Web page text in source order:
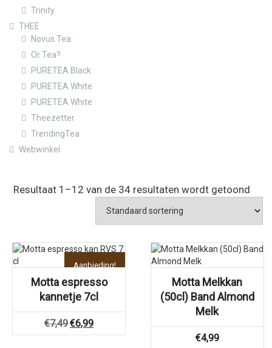
Trinity
THEE
Novus Tea
Or Tea?
PURETEA Black
PURETEA White
PURETEA White
Theezetter
TrendingTea
Webwinkel
Resultaat 1–12 van de 34 resultaten wordt getoond
Aanbieding!
Motta espresso
kannetje 7cl
€7,49 Oorspronkelijke
prijs
€6,99Huidige
prijs
Motta Melkkan
(50cl) Band Almond
Melk
€4,99